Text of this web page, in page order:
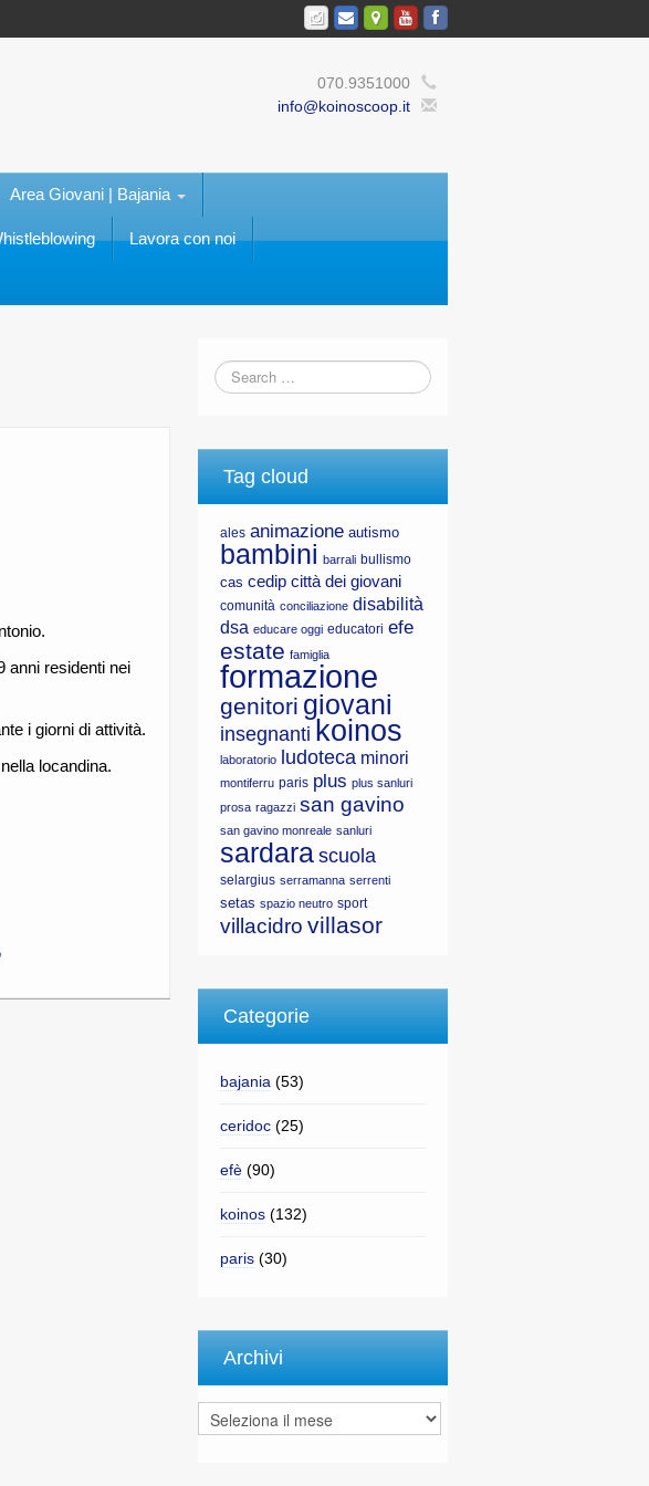
070.9351000
info@koinoscoop.it
Area Giovani | Bajania
Lavora con noi
anni residenti nei
i giorni di attività.
locandina.
Tag cloud
ales animazione autismo
bambini barrali bullismo
cas cedip città dei giovani
comunità conciliazione disabilità
dsa educare oggi educatori efe
estate famiglia
formazione
genitori giovani
insegnanti koinos
laboratorio ludoteca minori
montiferru paris plus plus sanluri
prosa ragazzi san gavino
san gavino monreale sanluri
sardara scuola
selargius serramanna serrenti
setas spazio neutro sport
villacidro villasor
Categorie
bajania (53)
ceridoc(25)
efè(90)
koinos(132)
paris(30)
Archivi
Archivi